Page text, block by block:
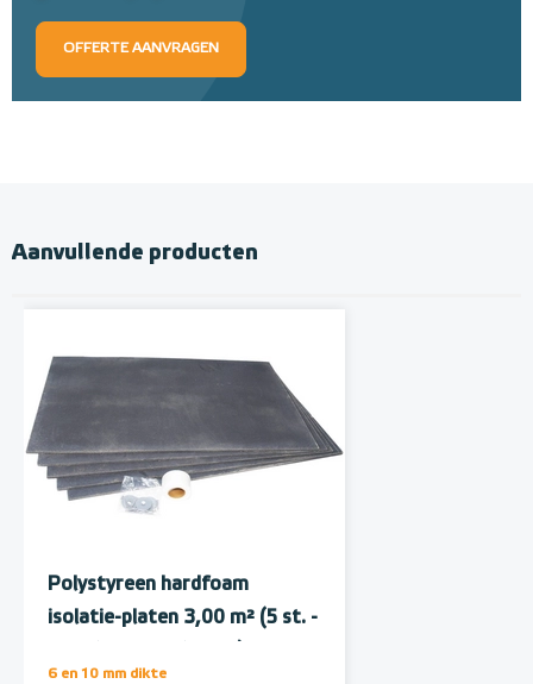
OFFERTE AANVRAGEN
Aanvullende producten
Polystyreen hardfoam
isolatie-platen 3,00 m² (5 st. -
6 en 10 mm dikte